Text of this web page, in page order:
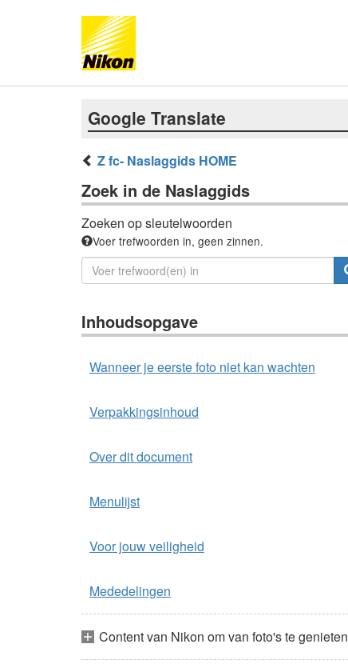
Google Translate
Z fc- Naslaggids HOME
Zoek in de Naslaggids
Zoeken op sleutelwoorden
Voer trefwoorden in, geen zinnen.
Inhoudsopgave
Wanneer je eerste foto niet kan wachten
Verpakkingsinhoud
Over dit document
Menulijst
Voor jouw veiligheid
Mededelingen
Content van Nikon om van foto's te genieten